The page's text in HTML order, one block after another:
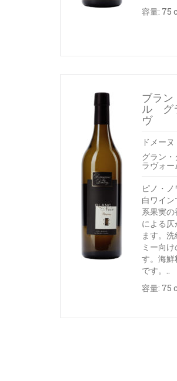
容
ブラン
ル グ
ヴ
ドメー
グラン
ラヴォ
ピノ・
白ワイ
系果実の
による
ます。
ミー向
す。海
です。..
容